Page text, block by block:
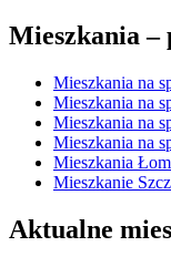
Mieszkania –
Mieszkania na
Mieszkania na
Mieszkania na
Mieszkania na
Mieszkania
Mieszkanie
Aktualne